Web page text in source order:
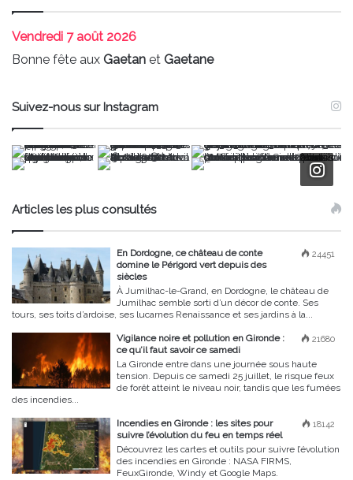
Vendredi 7 août 2026
Bonne fête aux Gaetan et Gaetane
Suivez-nous sur Instagram
Articles les plus consultés
24451
En Dordogne, ce château de conte
domine le Périgord vert depuis des
siècles
À Jumilhac-le-Grand, en Dordogne, le château de
Jumilhac semble sorti d’un décor de conte. Ses
tours, ses toits d’ardoise, ses lucarnes Renaissance et ses jardins à la...
21680
Vigilance noire et pollution en Gironde :
ce qu’il faut savoir ce samedi
La Gironde entre dans une journée sous haute
tension. Depuis ce samedi 25 juillet, le risque feux
de forêt atteint le niveau noir, tandis que les fumées
des incendies...
18142
Incendies en Gironde : les sites pour
suivre l’évolution du feu en temps réel
Découvrez les cartes et outils pour suivre l’évolution
des incendies en Gironde : NASA FIRMS,
FeuxGironde, Windy et Google Maps.